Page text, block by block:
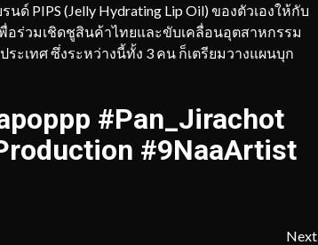
ด์ PIPS (Jelly Hydrating Lip Oil) ของตัวเองให้กับ
ร่วมเชิดชูสินค้าไทยและขับเคลื่อนอุตสาหกรรม
เทศ ซึ่งระหว่างนี้ทั้ง 3 คน ก็เตรียมวางแผนบุก
#Pan_Jirachot
#9NaaArtist
Next